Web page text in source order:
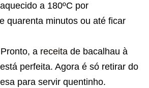
a 180ºC por
quarenta minutos ou até ficar
a receita de bacalhau à
perfeita. Agora é só retirar do
para servir quentinho.